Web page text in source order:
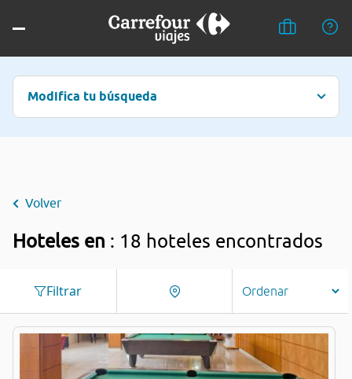
Modifica tu búsqueda
Volver
Hoteles en : 18 hoteles encontrados
Filtrar